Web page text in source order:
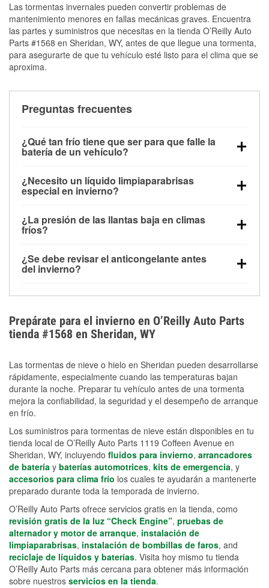
Las tormentas invernales pueden convertir problemas de
mantenimiento menores en fallas mecánicas graves. Encuentra
las partes y suministros que necesitas en la tienda O’Reilly Auto
Parts #1568 en Sheridan, WY, antes de que llegue una tormenta,
para asegurarte de que tu vehículo esté listo para el clima que se
aproxima.
Preguntas frecuentes
¿Qué tan frío tiene que ser para que falle la
batería de un vehículo?
debajo de los 32 °F y puede perder hasta la mitad de
su potencia de arranque cerca de los 0 °F, lo que
arranque.
¿Necesito un líquido limpiaparabrisas
especial en invierno?
la congelación y ayuda a disolver la sal y la nieve
derretida en la carretera para mejorar la visibilidad.
¿La presión de las llantas baja en climas
fríos?
alrededor de 1 PSI por cada 10 °F que baja la
temperatura. Puedes obtener más información sobre
¿Se debe revisar el anticongelante antes
del invierno?
el sobrecalentamiento en condiciones de frío
extremo. Aprende cómo comprobar la protección
anticongelante en nuestra sección How-To.
Prepárate para el invierno en O’Reilly Auto Parts
tienda #1568 en Sheridan, WY
Las tormentas de nieve o hielo en Sheridan pueden desarrollarse
rápidamente, especialmente cuando las temperaturas bajan
durante la noche. Preparar tu vehículo antes de una tormenta
mejora la confiabilidad, la seguridad y el desempeño de arranque
en frío.
Los suministros para tormentas de nieve están disponibles en tu
tienda local de O’Reilly Auto Parts 1119 Coffeen Avenue en
Sheridan, WY, incluyendo fluidos para invierno, arrancadores
de batería y baterías automotrices, kits de emergencia, y
accesorios para clima frío los cuales te ayudarán a mantenerte
preparado durante toda la temporada de invierno.
O’Reilly Auto Parts ofrece servicios gratis en la tienda, como
revisión gratis de la luz “Check Engine”, pruebas de
alternador y motor de arranque, instalación de
limpiaparabrisas, instalación de bombillas de faros, and
reciclaje de líquidos y baterías. Visita hoy mismo tu tienda
O’Reilly Auto Parts más cercana para obtener más información
sobre nuestros servicios en la tienda.